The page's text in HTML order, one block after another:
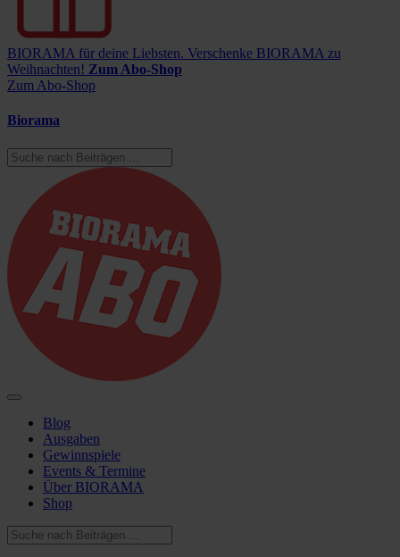
BIORAMA für deine Liebsten. Verschenke BIORAMA zu
Weihnachten! Zum Abo-Shop
Zum Abo-Shop
Biorama
Blog
Ausgaben
Gewinnspiele
Events & Termine
Über BIORAMA
Shop